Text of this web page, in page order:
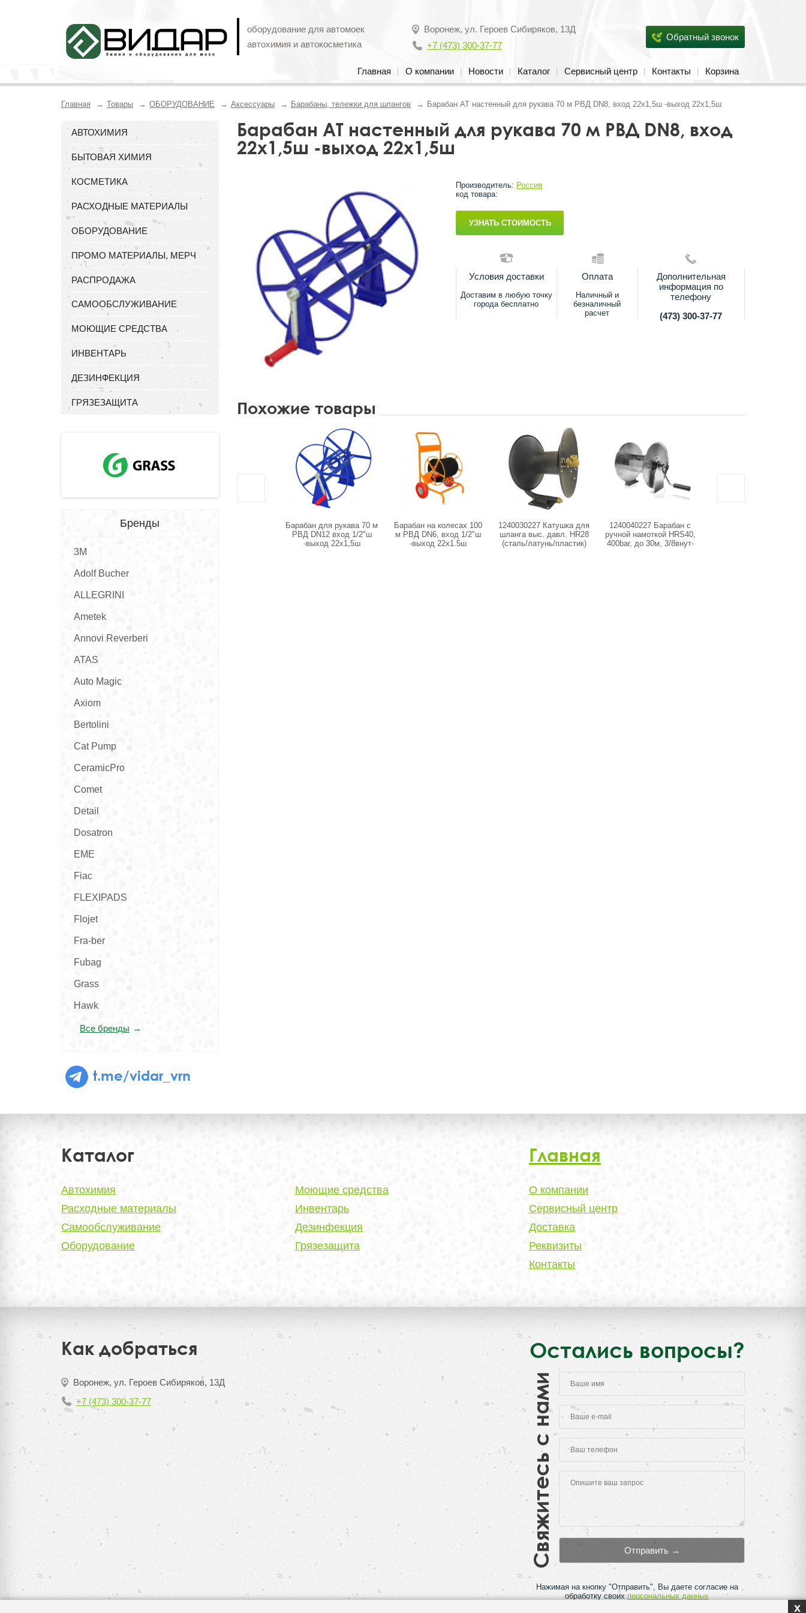
оборудование для автомоек
автохимия и автокосметика
Воронеж, ул. Героев Сибиряков, 13Д
+7 (473) 300-37-77
Обратный звонок
Главная О компании Новости Каталог Сервисный центр Контакты Корзина
Главная Товары ОБОРУДОВАНИЕ Аксессуары Барабаны, тележки для шлангов Барабан АТ настенный для рукава 70 м РВД DN8, вход 22х1,5ш -выход 22х1,5ш
АВТОХИМИЯ
БЫТОВАЯ ХИМИЯ
КОСМЕТИКА
РАСХОДНЫЕ МАТЕРИАЛЫ
ОБОРУДОВАНИЕ
ПРОМО МАТЕРИАЛЫ, МЕРЧ
РАСПРОДАЖА
САМООБСЛУЖИВАНИЕ
МОЮЩИЕ СРЕДСТВА
ИНВЕНТАРЬ
ДЕЗИНФЕКЦИЯ
ГРЯЗЕЗАЩИТА
Бренды
3M
Adolf Bucher
ALLEGRINI
Ametek
Annovi Reverberi
ATAS
Auto Magic
Axiom
Bertolini
Cat Pump
CeramicPro
Comet
Detail
Dosatron
EME
Fiac
FLEXIPADS
Flojet
Fra-ber
Fubag
Grass
Hawk
Все бренды
t.me/vidar_vrn
Барабан АТ настенный для рукава 70 м РВД DN8, вход
22х1,5ш -выход 22х1,5ш
Производитель: Россия
код товара:
УЗНАТЬ СТОИМОСТЬ
Условия доставки
Доставим в любую точку
города бесплатно
Оплата
Наличный и
безналичный
расчет
Дополнительная
информация по
телефону
(473) 300-37-77
Похожие товары
Барабан для рукава 70 м
РВД DN12 вход 1/2"ш
-выход 22х1,5ш
Барабан на колесах 100
м РВД DN6, вход 1/2"ш
-выход 22x1.5ш
1240030227 Катушка для
шланга выс. давл. HR28
(сталь/латунь/пластик)
1240040227 Барабан с
ручной намоткой HRS40,
400bar, до 30м, 3/8внут-
Каталог Главная
Автохимия
Расходные материалы
Самообслуживание
Оборудование
Моющие средства
Инвентарь
Дезинфекция
Грязезащита
О компании
Сервисный центр
Доставка
Реквизиты
Контакты
Как добраться
Воронеж, ул. Героев Сибиряков, 13Д
+7 (473) 300-37-77
Остались вопросы?
Свяжитесь с нами
Нажимая на кнопку "Отправить", Вы даете согласие на
обработку своихперсональных данных
x